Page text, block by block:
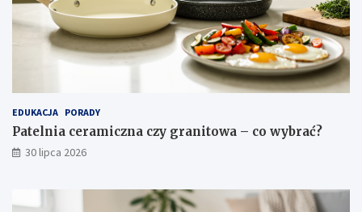
EDUKACJA PORADY
Patelnia ceramiczna czy granitowa – co wybrać?
30 lipca 2026